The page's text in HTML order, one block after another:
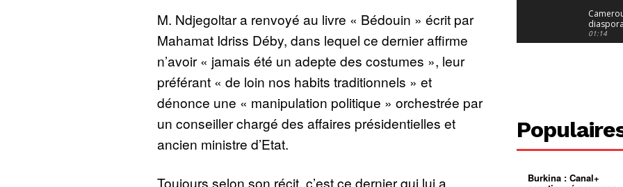
M. Ndjegoltar a renvoyé au livre « Bédouin » écrit par
Mahamat Idriss Déby, dans lequel ce dernier affirme
n’avoir « jamais été un adepte des costumes », leur
préférant « de loin nos habits traditionnels » et
dénonce une « manipulation politique » orchestrée par
un conseiller chargé des affaires présidentielles et
ancien ministre d’Etat.
Toujours selon son récit, c’est ce dernier qui lui a
jeunes
suivra-t-
l’appel
01:14
400 000
pasteur
L’État
Burkina : Canal+